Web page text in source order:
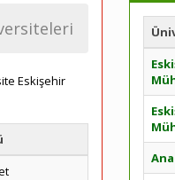
Eskişehir